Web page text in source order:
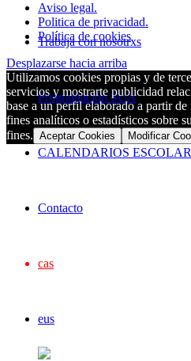
Trabaja con nosotrxs
Programación SUA
CALENDARIOS
Contacto
cas
eus
Aviso legal.
Politica de privacidad.
Política de cookies
Desplazarse hacia arriba
Utilizamos cookies propias y de
servicios y mostrarte publicidad
base a un perfil elaborado a partir
fines analíticos o estadísticos sobre
fines. Aceptar Cookies Modificar